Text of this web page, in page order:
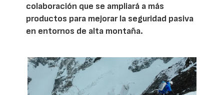
colaboración que se ampliará a más
productos para mejorar la seguridad pasiva
en entornos de alta montaña.